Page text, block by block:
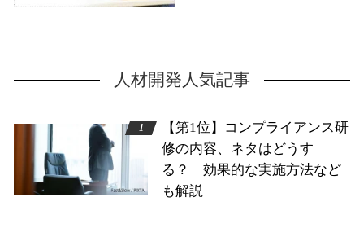
人材開発人気記事
【第1位】コンプライアンス研
修の内容、ネタはどうす
る？ 効果的な実施方法など
も解説